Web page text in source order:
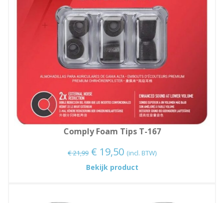
Comply Foam Tips T-167
€21,99 Oorspronkelijke
prijs
€ 19,50Huidige
prijs
(incl. BTW)
Bekijk product: